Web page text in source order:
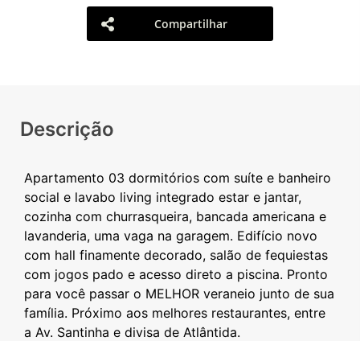
Compartilhar
Descrição
Apartamento 03 dormitórios com suíte e banheiro
social e lavabo living integrado estar e jantar,
cozinha com churrasqueira, bancada americana e
lavanderia, uma vaga na garagem. Edifício novo
com hall finamente decorado, salão de fequiestas
com jogos pado e acesso direto a piscina. Pronto
para você passar o MELHOR veraneio junto de sua
família. Próximo aos melhores restaurantes, entre
a Av. Santinha e divisa de Atlântida.